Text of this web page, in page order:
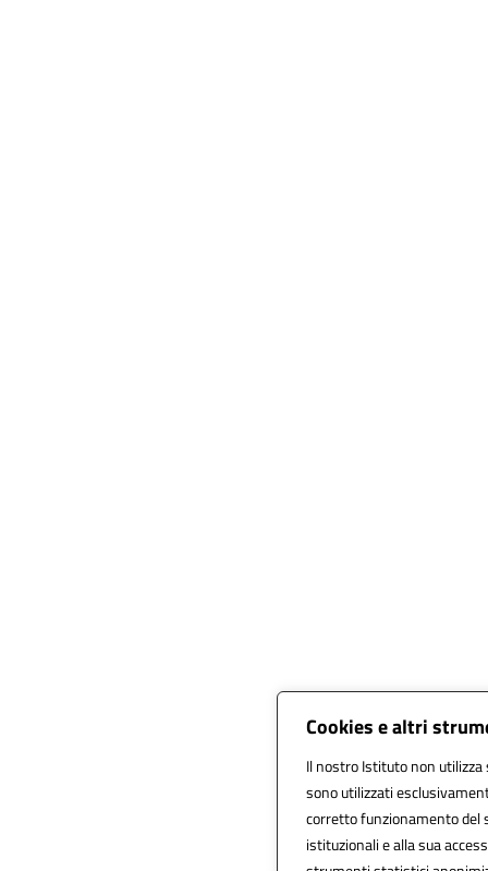
Cookies e altri
Il nostro Istituto non
sono utilizzati
corretto funzionamento del
istituzionali e alla sua